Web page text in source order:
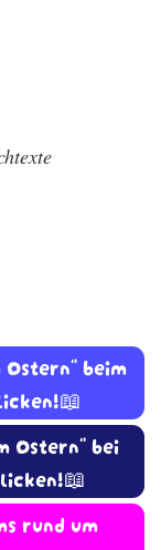
Ostern" beim
Ostern" bei
rund um